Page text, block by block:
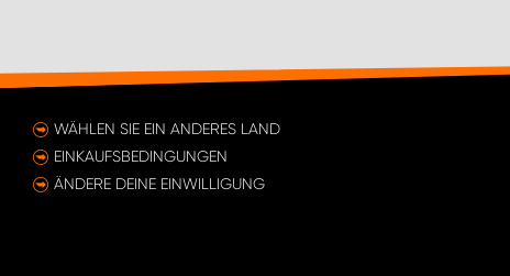
WÄHLEN SIE EIN ANDERES LAND
EINKAUFSBEDINGUNGEN
ÄNDERE DEINE EINWILLIGUNG